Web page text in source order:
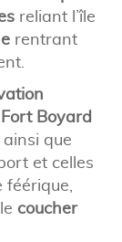
reliant l’île
rentrant
Boyard
que
et celles
féérique,
coucher